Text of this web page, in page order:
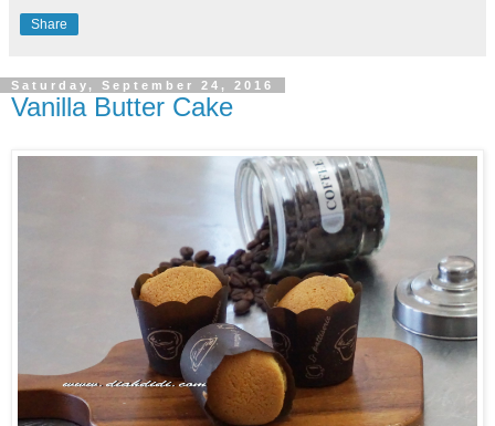
Share
Saturday, September 24, 2016
Vanilla Butter Cake